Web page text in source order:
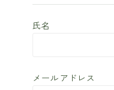
氏名
メールアドレス